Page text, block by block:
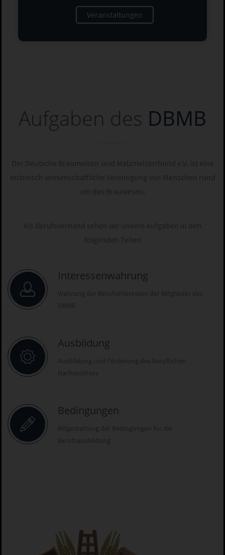
Veranstaltungen
Aufgaben des DBMB
Der Deutsche Braumeister und Malzmeisterbund e.V. ist eine
technisch-wissenschaftliche Vereinigung von Menschen rund
um das Brauwesen.
Als Berufsverband sehen wir unsere Aufgaben in den
folgenden Teilen
Interessenwahrung
Wahrung der Berufsinteressen der Mitglieder des
DBMB
Ausbildung
Ausbildung und Förderung des beruflichen
Nachwuchses
Bedingungen
Mitgestaltung der Bedingungen für die
Berufsausbildung